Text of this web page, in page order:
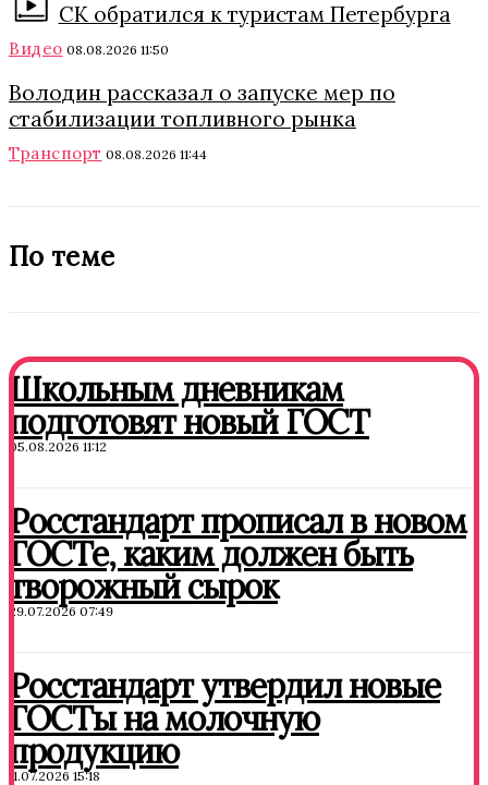
СК обратился к туристам Петербурга
Видео 08.08.2026 11:50
Володин рассказал о запуске мер по
стабилизации топливного рынка
Транспорт 08.08.2026 11:44
По теме
Школьным дневникам
подготовят новый ГОСТ
05.08.2026 11:12
Росстандарт прописал в новом
ГОСТе, каким должен быть
творожный сырок
29.07.2026 07:49
Росстандарт утвердил новые
ГОСТы на молочную
продукцию
11.07.2026 15:18